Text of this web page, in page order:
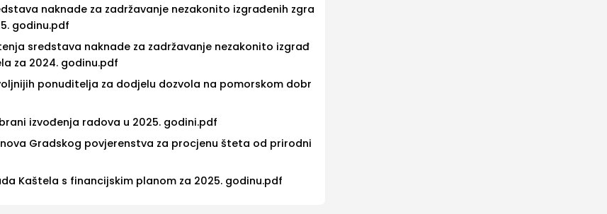
naknade za zadržavanje nezakonito izgrađenih zgra
godinu.pdf
sredstava naknade za zadržavanje nezakonito izgrađ
za 2024. godinu.pdf
ponuditelja za dodjelu dozvola na pomorskom dobr
izvođenja radova u 2025. godini.pdf
Gradskog povjerenstva za procjenu šteta od prirodni
Kaštela s financijskim planom za 2025. godinu.pdf